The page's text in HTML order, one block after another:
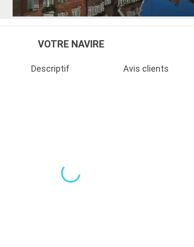
VOTRE NAVIRE
Descriptif Avis clients